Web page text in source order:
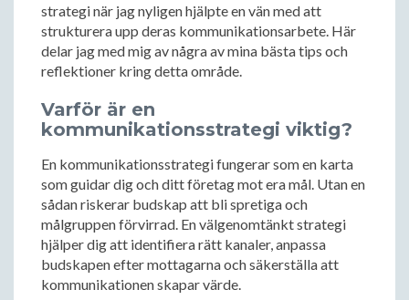
strategi när jag nyligen hjälpte en vän med att
strukturera upp deras kommunikationsarbete. Här
delar jag med mig av några av mina bästa tips och
reflektioner kring detta område.
Varför är en
kommunikationsstrategi viktig?
En kommunikationsstrategi fungerar som en karta
som guidar dig och ditt företag mot era mål. Utan en
sådan riskerar budskap att bli spretiga och
målgruppen förvirrad. En välgenomtänkt strategi
hjälper dig att identifiera rätt kanaler, anpassa
budskapen efter mottagarna och säkerställa att
kommunikationen skapar värde.